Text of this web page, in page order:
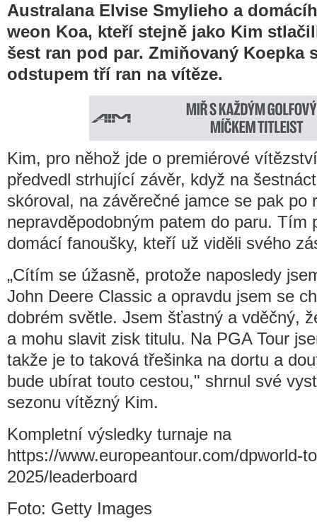
Australana Elvise Smylieho a
weon Koa, kteří stejně jako Kim
šest ran pod par. Zmiňovaný Koepka
odstupem tří ran na vítěze.
Kim, pro něhož jde o premiérové
předvedl strhující závěr, když na
skóroval, na závěrečné jamce se pak po
nepravděpodobným patem do paru. Tím
domácí fanoušky, kteří už viděli svého
„Cítím se úžasně, protože naposledy
John Deere Classic a opravdu jsem se
dobrém světle. Jsem šťastný a vděčný,
a mohu slavit zisk titulu. Na PGA Tour
takže je to taková třešinka na dortu a
bude ubírat touto cestou," shrnul své
sezonu vítězný Kim.
Kompletní výsledky turnaje na
https://www.europeantour.com/dpworld-
2025/leaderboard
Foto: Getty Images